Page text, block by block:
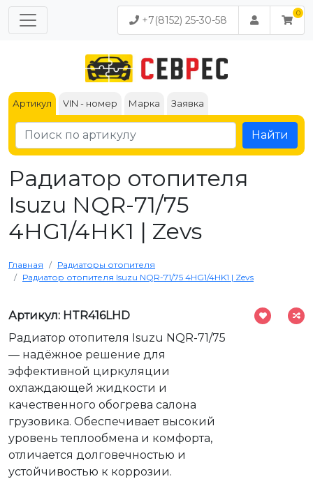
+7(8152) 25-30-58
Артикул VIN - номер Марка Заявка
Найти
Радиатор отопителя
Isuzu NQR-71/75
4HG1/4HK1 | Zevs
Главная
Радиаторы отопителя
Радиатор отопителя Isuzu NQR-71/75 4HG1/4HK1 | Zevs
Артикул: HTR416LHD
Радиатор отопителя Isuzu NQR-71/75
— надёжное решение для
эффективной циркуляции
охлаждающей жидкости и
качественного обогрева салона
грузовика. Обеспечивает высокий
уровень теплообмена и комфорта,
отличается долговечностью и
устойчивостью к коррозии.